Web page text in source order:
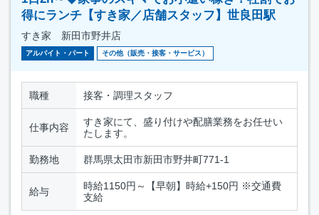
得にランチ【すき家／店舗スタッフ】世良田駅
すき家 新田市野井店
アルバイト・パート その他（販売・接客・サービス）
職種 接客・調理スタッフ
仕事内容
すき家にて、盛り付けや配膳業務をお任せい
たします。
勤務地 群馬県太田市新田市野井町771-1
給与
時給1150円～【早朝】時給+150円 ※交通費
支給